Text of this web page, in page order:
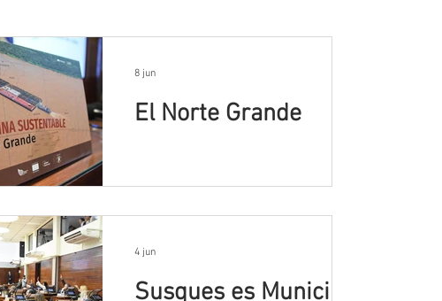
El Norte Grande
8 jun
Susques es Municipio
4 jun